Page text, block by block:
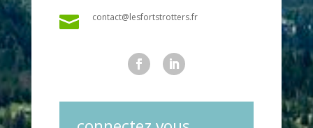
 contact@lesfortstrotters.fr